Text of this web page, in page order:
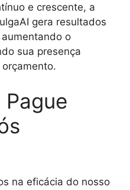
e crescente, a
gera resultados
o
sua presença
na eficácia do nosso